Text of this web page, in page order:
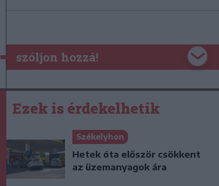
szóljon hozzá!
Ezek is érdekelhetik
Székelyhon
Hetek óta először csökkent
az üzemanyagok ára